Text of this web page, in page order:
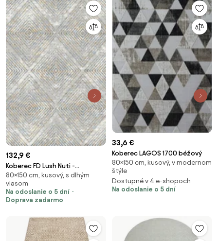
132,9 €
Koberec FD Lush Nuti -
popolový
80×150 cm, kusový, s dlhým
vlasom
Na odoslanie o 5 dní
Doprava zadarmo
33,6 €
Koberec LAGOS 1700 béžový
80×150 cm, kusový, v modernom
štýle
Dostupné v 4 e-shopoch
Na odoslanie o 5 dní